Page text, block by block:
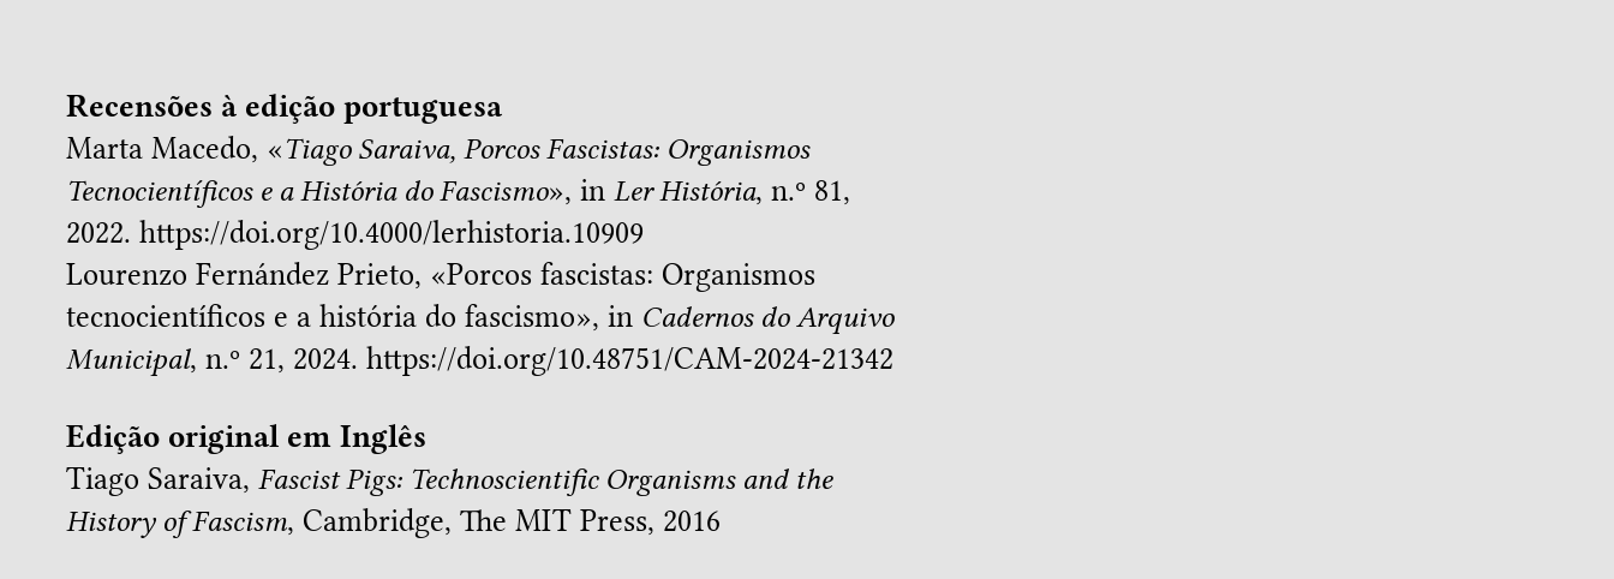
Recensões à edição portuguesa
Marta Macedo, «Tiago Saraiva, Porcos Fascistas: Organismos
Tecnocientíficos e a História do Fascismo», in Ler História, n.º 81,
2022. https://doi.org/10.4000/lerhistoria.10909
Lourenzo Fernández Prieto, «Porcos fascistas: Organismos
tecnocientíficos e a história do fascismo», in Cadernos do Arquivo
Municipal, n.º 21, 2024. https://doi.org/10.48751/CAM-2024-21342
Edição original em Inglês
Tiago Saraiva, Fascist Pigs: Technoscientific Organisms and the
History of Fascism, Cambridge, The MIT Press, 2016